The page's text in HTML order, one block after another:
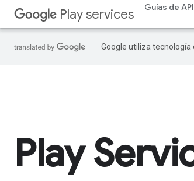
Play services Guías de API
Google utiliza
Play